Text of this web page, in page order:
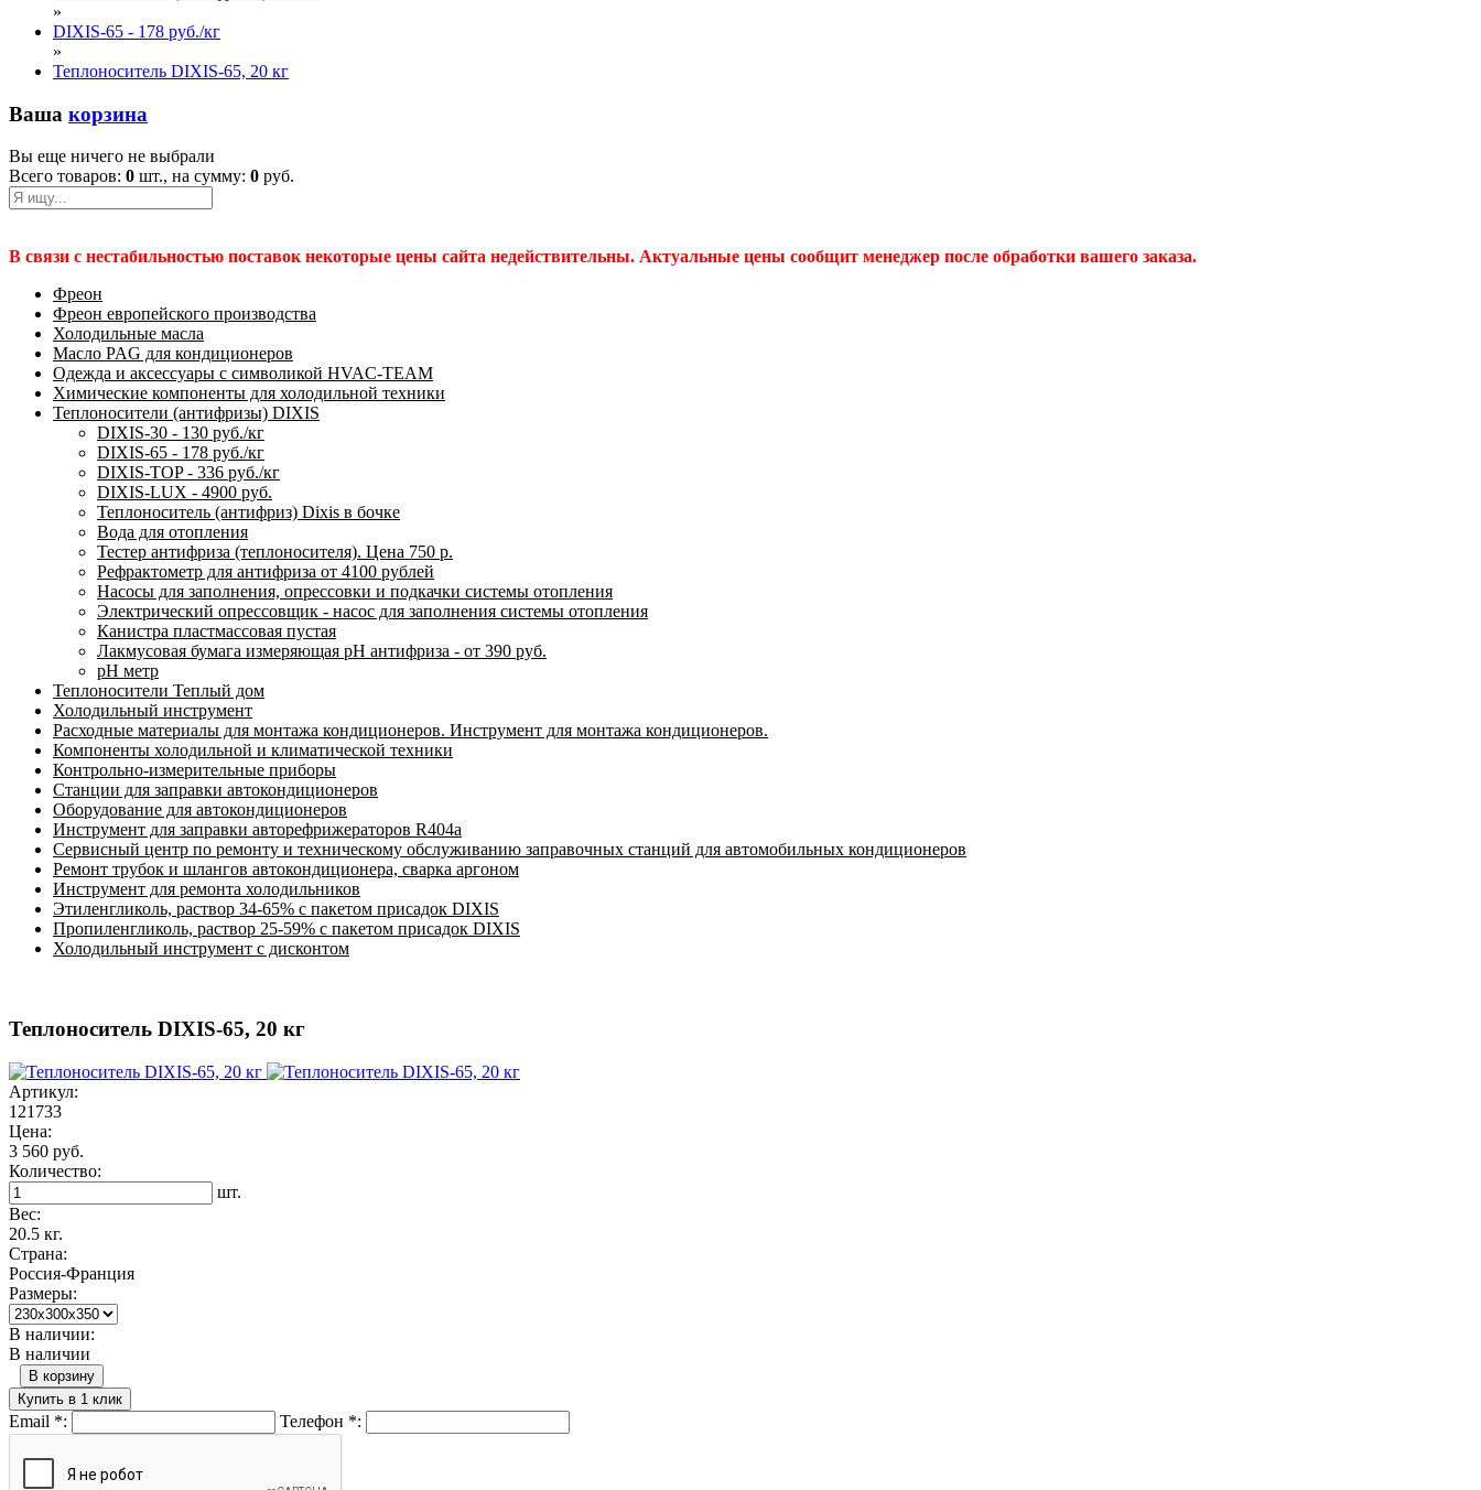
»
DIXIS-65 - 178 руб./кг
»
Теплоноситель DIXIS-65, 20 кг
Ваша корзина
Вы еще ничего не выбрали
Всего товаров: 0 шт., на сумму: 0 руб.
В связи с нестабильностью поставок некоторые цены сайта недействительны. Актуальные цены сообщит менеджер после обработки вашего заказа.
Фреон
Фреон европейского производства
Холодильные масла
Масло PAG для кондиционеров
Одежда и аксессуары с символикой HVAC-TEAM
Химические компоненты для холодильной техники
Теплоносители (антифризы) DIXIS
DIXIS-30 - 130 руб./кг
DIXIS-65 - 178 руб./кг
DIXIS-ТОP - 336 руб./кг
DIXIS-LUX - 4900 руб.
Теплоноситель (антифриз) Dixis в бочке
Вода для отопления
Тестер антифриза (теплоносителя). Цена 750 р.
Рефрактометр для антифриза от 4100 рублей
Насосы для заполнения, опрессовки и подкачки системы отопления
Электрический опрессовщик - насос для заполнения системы отопления
Канистра пластмассовая пустая
Лакмусовая бумага измеряющая pH антифриза - от 390 руб.
pH метр
Теплоносители Теплый дом
Холодильный инструмент
Расходные материалы для монтажа кондиционеров. Инструмент для монтажа кондиционеров.
Компоненты холодильной и климатической техники
Контрольно-измерительные приборы
Станции для заправки автокондиционеров
Оборудование для автокондиционеров
Инструмент для заправки авторефрижераторов R404a
Сервисный центр по ремонту и техническому обслуживанию заправочных станций для автомобильных кондиционеров
Ремонт трубок и шлангов автокондиционера, сварка аргоном
Инструмент для ремонта холодильников
Этиленгликоль, раствор 34-65% с пакетом присадок DIXIS
Пропиленгликоль, раствор 25-59% с пакетом присадок DIXIS
Холодильный инструмент с дисконтом
Теплоноситель DIXIS-65, 20 кг
Артикул:
121733
Цена:
3 560 руб.
Количество:
шт.
Вес:
20.5 кг.
Страна:
Россия-Франция
Размеры:
В наличии:
В наличии
В корзину
Купить в 1 клик
Email *: Телефон *: